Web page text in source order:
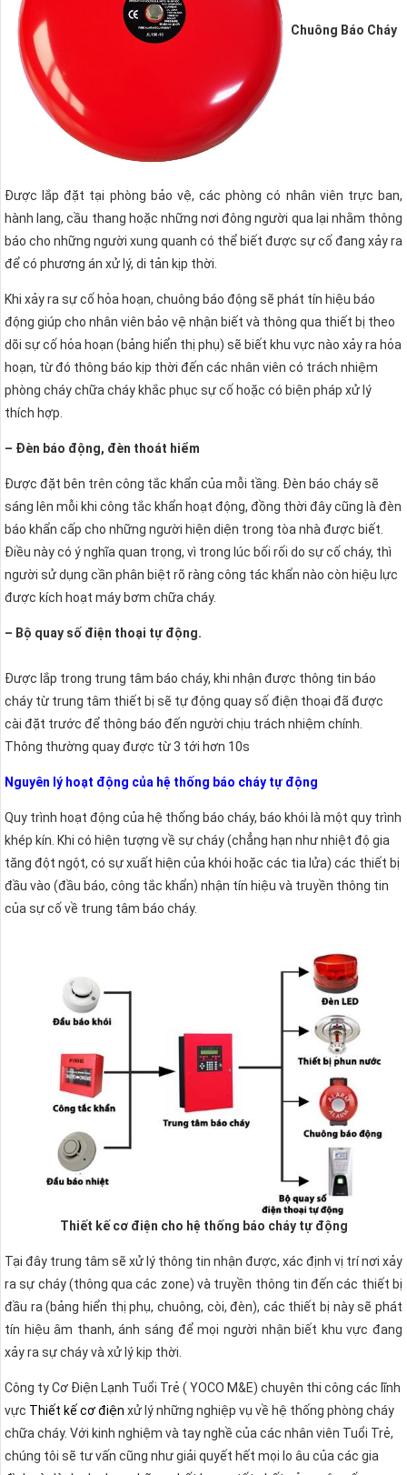
Chuông Báo Cháy
Được lắp đặt tại phòng bảo vệ, các phòng có nhân viên trực ban,
hành lang, cầu thang hoặc những nơi đông người qua lại nhằm thông
báo cho những người xung quanh có thể biết được sự cố đang xảy ra
để có phương án xử lý, di tản kịp thời.
Khi xảy ra sự cố hỏa hoạn, chuông báo động sẽ phát tín hiệu báo
động giúp cho nhân viên bảo vệ nhận biết và thông qua thiết bị theo
dõi sự cố hỏa hoạn (bảng hiển thị phụ) sẽ biết khu vực nào xảy ra hỏa
hoạn, từ đó thông báo kịp thời đến các nhân viên có trách nhiệm
phòng cháy chữa cháy khắc phục sự cố hoặc có biện pháp xử lý
thích hợp.
– Đèn báo động, đèn thoát hiểm
Được đặt bên trên công tắc khẩn của mỗi tầng. Đèn báo cháy sẽ
sáng lên mỗi khi công tắc khẩn hoạt động, đồng thời đây cũng là đèn
báo khẩn cấp cho những người hiện diện trong tòa nhà được biết.
Điều này có ý nghĩa quan trọng, vì trong lúc bối rối do sự cố cháy, thì
người sử dụng cần phân biệt rõ ràng công tác khẩn nào còn hiệu lực
được kích hoạt máy bơm chữa cháy.
– Bộ quay số điện thoại tự động.
Được lắp trong trung tâm báo cháy, khi nhận được thông tin báo
cháy từ trung tâm thiết bị sẽ tự động quay số điện thoại đã được
cài đặt trước để thông báo đến người chịu trách nhiệm chính.
Thông thường quay được từ 3 tới hơn 10s
Nguyên lý hoạt động của hệ thống báo cháy tự động
Quy trình hoạt động của hệ thống báo cháy, báo khói là một quy trình
khép kín. Khi có hiện tượng về sự cháy (chẳng hạn như nhiệt độ gia
tăng đột ngột, có sự xuất hiện của khói hoặc các tia lửa) các thiết bị
đầu vào (đầu báo, công tắc khẩn) nhận tín hiệu và truyền thông tin
của sự cố về trung tâm báo cháy.
Thiết kế cơ điện cho hệ thống báo cháy tự động
Tại đây trung tâm sẽ xử lý thông tin nhận được, xác định vị trí nơi xảy
ra sự cháy (thông qua các zone) và truyền thông tin đến các thiết bị
đầu ra (bảng hiển thị phụ, chuông, còi, đèn), các thiết bị này sẽ phát
tín hiệu âm thanh, ánh sáng để mọi người nhận biết khu vực đang
xảy ra sự cháy và xử lý kịp thời.
Công ty Cơ Điện Lạnh Tuổi Trẻ ( YOCO M&E) chuyên thi công các lĩnh
vực Thiết kế cơ điện xử lý những nghiệp vụ về hệ thống phòng cháy
chữa cháy. Với kinh nghiệm và tay nghề của các nhân viên Tuổi Trẻ,
chúng tôi sẽ tư vấn cũng như giải quyết hết mọi lo âu của các gia